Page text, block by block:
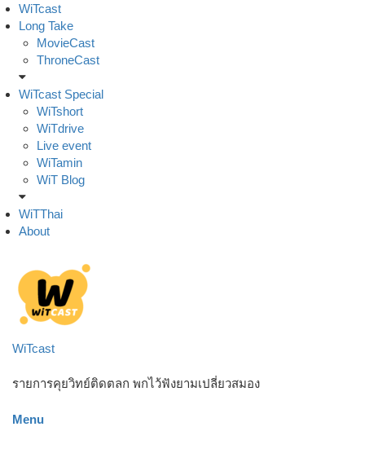
Skip
to
content
WiTcast
Long Take
MovieCast
ThroneCast
WiTcast Special
WiTshort
WiTdrive
Live event
WiTamin
WiT Blog
WiTThai
About
WiTcast
รายการคุยวิทย์ติดตลก พกไว้ฟังยามเปลี่ยวสมอง
Menu